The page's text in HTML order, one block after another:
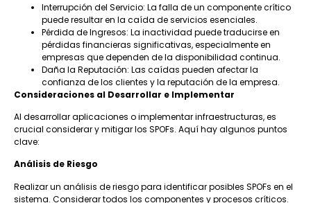
Interrupción del Servicio: La falla de un componente crítico
puede resultar en la caída de servicios esenciales.
Pérdida de Ingresos: La inactividad puede traducirse en
pérdidas financieras significativas, especialmente en
empresas que dependen de la disponibilidad continua.
Daña la Reputación: Las caídas pueden afectar la
confianza de los clientes y la reputación de la empresa.
Consideraciones al Desarrollar e Implementar
Al desarrollar aplicaciones o implementar infraestructuras, es
crucial considerar y mitigar los SPOFs. Aquí hay algunos puntos
clave:
Análisis de Riesgo
Realizar un análisis de riesgo para identificar posibles SPOFs en el
sistema. Considerar todos los componentes y procesos críticos.